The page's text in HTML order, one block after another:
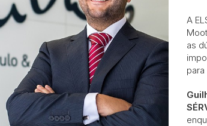
A
as